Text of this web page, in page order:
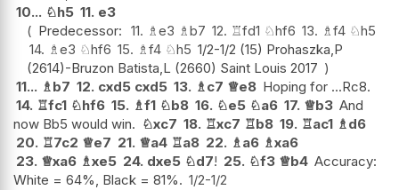
10... ♘h5 11. e3
Predecessor: 11. ♗e3 ♗b7 12. ♖fd1 ♘hf6 13. ♗f4 ♘h5
14. ♗e3 ♘hf6 15. ♗f4 ♘h5 1/2-1/2 (15) Prohaszka,P
(2614)-Bruzon Batista,L (2660) Saint Louis 2017
11... ♗b7 12. cxd5 cxd5 13. ♗c7 ♕e8 Hoping for ...Rc8.
14. ♖fc1 ♘hf6 15. ♗f1 ♘b8 16. ♘e5 ♘a6 17. ♕b3 And
now Bb5 would win. ♘xc7 18. ♖xc7 ♖b8 19. ♖ac1 ♗d6
20. ♖7c2 ♕e7 21. ♕a4 ♖a8 22. ♗a6 ♗xa6
23. ♕xa6 ♗xe5 24. dxe5 ♘d7! 25. ♘f3 ♕b4 Accuracy:
White = 64%, Black = 81%. 1/2-1/2